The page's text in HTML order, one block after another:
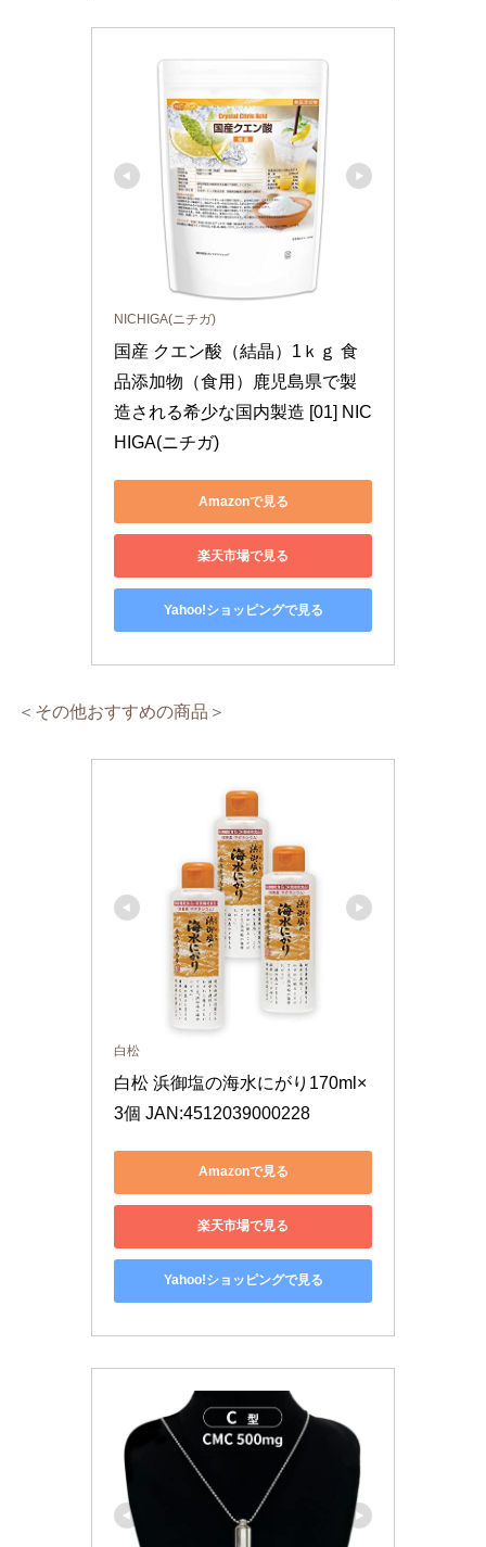
NICHIGA(ニチガ)
国産 クエン酸（結晶）1ｋｇ 食
品添加物（食用）鹿児島県で製
造される希少な国内製造 [01] NIC
HIGA(ニチガ)
Amazonで見る
楽天市場で見る
Yahoo!ショッピングで見る
＜その他おすすめの商品＞
白松
白松 浜御塩の海水にがり170ml×
3個 JAN:4512039000228
Amazonで見る
楽天市場で見る
Yahoo!ショッピングで見る